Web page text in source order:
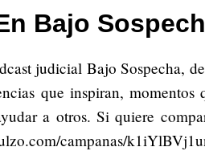
Bajo
judicial Bajo Sospecha,
que inspiran,
a otros. Si quiere
campanas/